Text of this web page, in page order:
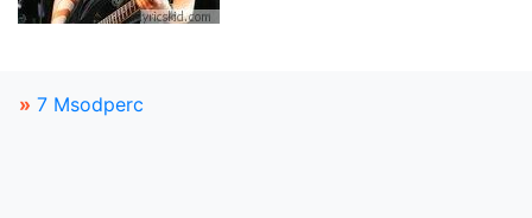
» 7 Msodperc